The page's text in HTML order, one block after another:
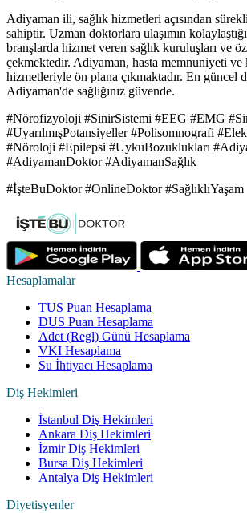
Adiyaman ili, sağlık hizmetleri açısından
sahiptir. Uzman doktorlara ulaşımın
branşlarda hizmet veren sağlık kuruluşları ve
çekmektedir. Adiyaman, hasta memnuniyeti ve
hizmetleriyle ön plana çıkmaktadır. En güncel
Adiyaman'de sağlığınız güvende.
#Nörofizyoloji #SinirSistemi #EEG #EMG
#UyarılmışPotansiyeller #Polisomnografi
#Nöroloji #Epilepsi #UykuBozuklukları
#AdiyamanDoktor #AdiyamanSağlık
#İşteBuDoktor #OnlineDoktor #SağlıklıYaşam
Hesaplamalar
TUS Puan Hesaplama
DUS Puan Hesaplama
Adet (Regl) Günü Hesaplama
VKI Hesaplama
Su İhtiyacı Hesaplama
Diş Hekimleri
İstanbul Diş Hekimleri
Ankara Diş Hekimleri
İzmir Diş Hekimleri
Bursa Diş Hekimleri
Antalya Diş Hekimleri
Diyetisyenler